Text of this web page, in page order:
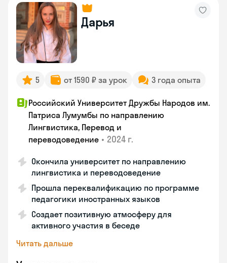
Дарья
5 от 1590 ₽ за урок 3 года опыта
Российский Университет Дружбы Народов им.
Патриса Лумумбы по направлению
Лингвистика, Перевод и
переводоведение • 2024 г.
Окончила университет по направлению
лингвистика и переводоведение
Прошла переквалификацию по программе
педагогики иностранных языков
Создает позитивную атмосферу для
активного участия в беседе
Читать дальше